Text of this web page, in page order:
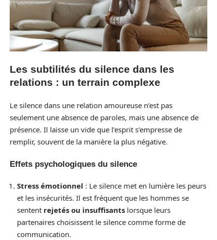
Les subtilités du silence dans les
relations : un terrain complexe
Le silence dans une relation amoureuse n’est pas
seulement une absence de paroles, mais une absence de
présence. Il laisse un vide que l’esprit s’empresse de
remplir, souvent de la manière la plus négative.
Effets psychologiques du silence
Stress émotionnel : Le silence met en lumière les peurs
et les insécurités. Il est fréquent que les hommes se
sentent rejetés ou insuffisants lorsque leurs
partenaires choisissent le silence comme forme de
communication.